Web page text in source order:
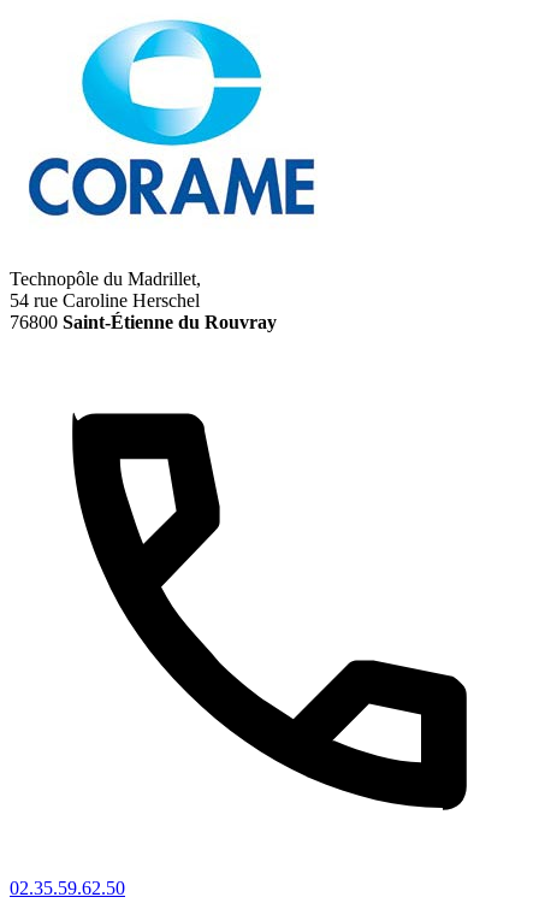
Technopôle du Madrillet,
54 rue Caroline Herschel
76800 Saint-Étienne du Rouvray
02.35.59.62.50